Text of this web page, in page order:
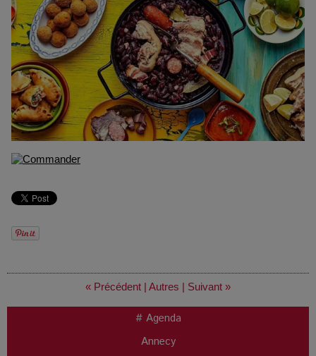
« Précédent | Autres | Suivant »
# Agenda
Annecy